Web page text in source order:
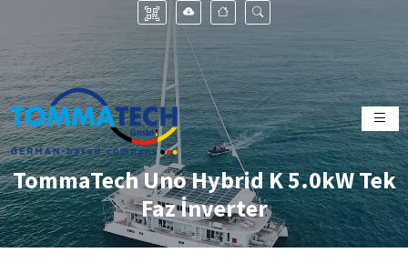
TommaTech Uno Hybrid K 5.0kW Tek
Faz İnverter